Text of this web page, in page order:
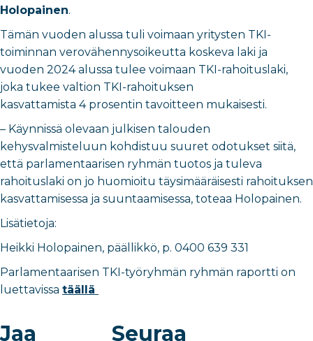
Holopainen.
Tämän vuoden alussa tuli voimaan yritysten TKI-
toiminnan verovähennysoikeutta koskeva laki ja
vuoden 2024 alussa tulee voimaan TKI-rahoituslaki,
joka tukee valtion TKI-rahoituksen
kasvattamista 4 prosentin tavoitteen mukaisesti.
– Käynnissä olevaan julkisen talouden
kehysvalmisteluun kohdistuu suuret odotukset siitä,
että parlamentaarisen ryhmän tuotos ja tuleva
rahoituslaki on jo huomioitu täysimääräisesti rahoituksen
kasvattamisessa ja suuntaamisessa, toteaa Holopainen.
Lisätietoja:
Heikki Holopainen, päällikkö, p. 0400 639 331
Parlamentaarisen TKI-työryhmän ryhmän raportti on
luettavissa täällä
Jaa Seuraa